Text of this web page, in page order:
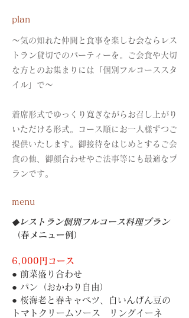
plan
～気の知れた仲間と食事を楽しむ会ならレス
トラン貸切でのパーティーを。ご会食や大切
な方とのお集まりには「個別フルコーススタ
イル」で～
着席形式でゆっくり寛ぎながらお召し上がり
いただける形式。コース順にお一人様ずつご
提供いたします。御接待をはじめとするご会
食の他、御顔合わせやご法事等にも最適なプ
ランです。
menu
◆レストラン個別フルコース料理プラン
（春メニュー例）
6,000円コース
● 前菜盛り合わせ
● パン（おかわり自由）
● 桜海老と春キャベツ、白いんげん豆の
トマトクリームソース　リングイーネ